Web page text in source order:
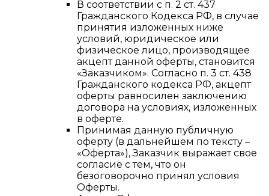
В соответствии с п. 2 ст. 437
Гражданского Кодекса РФ, в случае
принятия изложенных ниже
условий, юридическое или
физическое лицо, производящее
акцепт данной оферты, становится
«Заказчиком». Согласно п. 3 ст. 438
Гражданского кодекса РФ, акцепт
оферты равносилен заключению
договора на условиях, изложенных
в оферте.
Принимая данную публичную
оферту (в дальнейшем по тексту –
«Оферта»), Заказчик выражает свое
согласие с тем, что он
безоговорочно принял условия
Оферты.